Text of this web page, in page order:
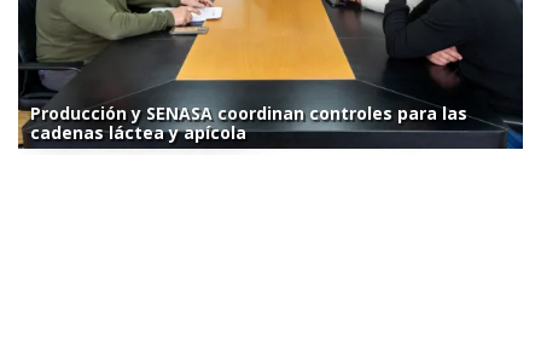
Producción y SENASA coordinan controles para las
cadenas láctea y apícola